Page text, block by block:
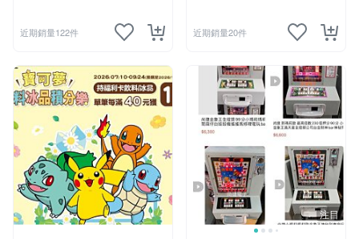
近期銷量122件 近期銷量20件
注目